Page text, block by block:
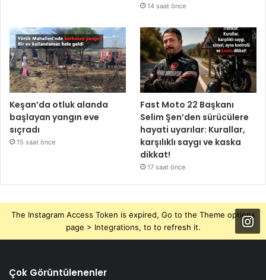
14 saat önce
Keşan’da otluk alanda
başlayan yangın eve
sıçradı
15 saat önce
Fast Moto 22 Başkanı
Selim Şen’den sürücülere
hayati uyarılar: Kurallar,
karşılıklı saygı ve kaska
dikkat!
17 saat önce
The Instagram Access Token is expired, Go to the Theme options
page > Integrations, to to refresh it.
Çok Görüntülenenler